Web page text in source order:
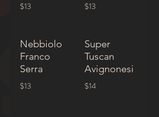
$13 $13
Nebbiolo
Franco
Serra
$13
Super
Tuscan
Avignonesi
$14